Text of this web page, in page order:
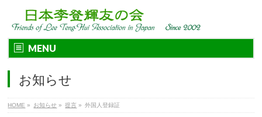
MENU
お知らせ
HOME » お知らせ » 提言 » 外国人登録証